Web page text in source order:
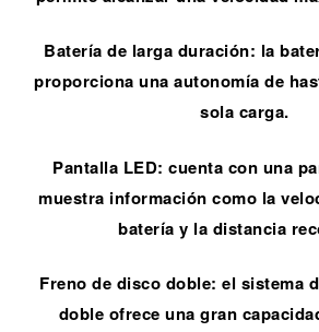
Batería de larga duración: la
proporciona una autonomía de
sola carga.
Pantalla LED: cuenta con una
muestra información como la
batería y la distancia
Freno de disco doble: el sistema
doble ofrece una gran